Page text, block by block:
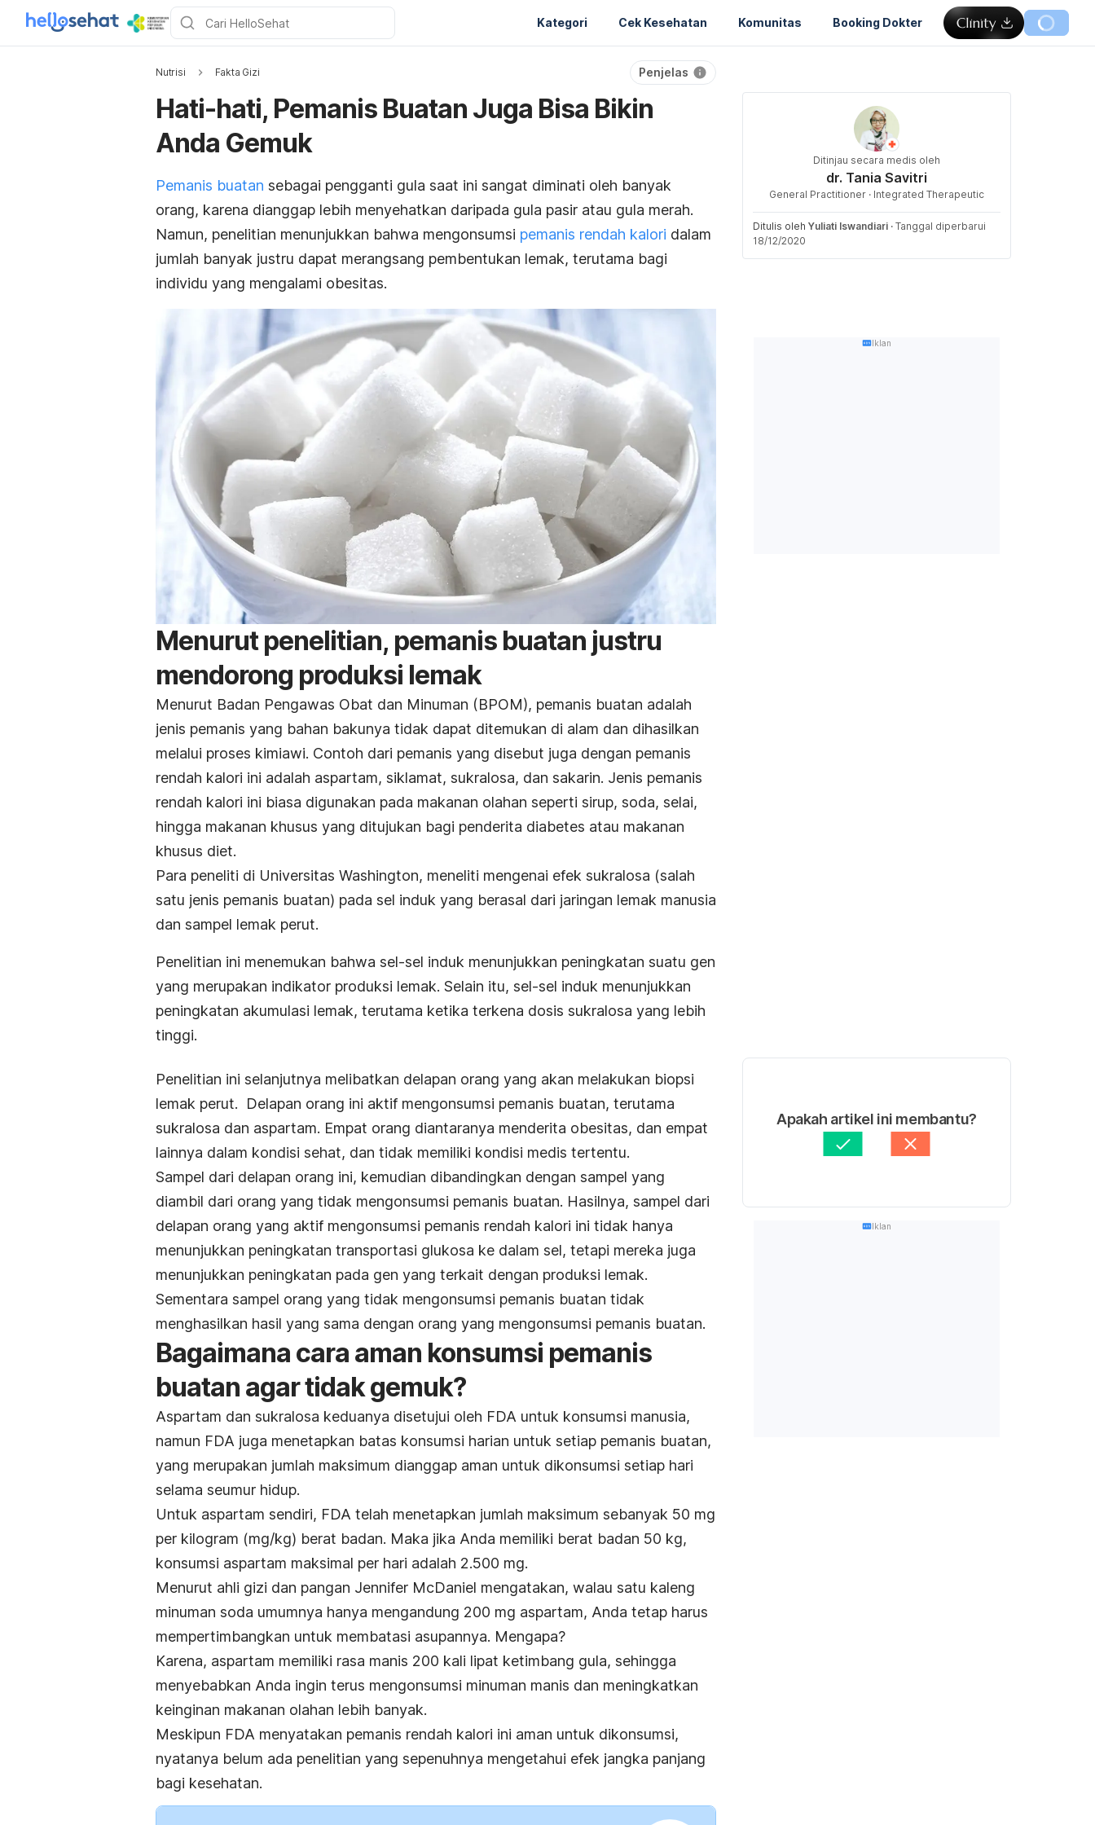
Kategori Cek Kesehatan Komunitas Booking Dokter
Nutrisi Fakta Gizi Penjelas
Hati-hati, Pemanis Buatan Juga Bisa Bikin
Anda Gemuk
Pemanis buatan sebagai pengganti gula saat ini sangat diminati oleh banyak
orang, karena dianggap lebih menyehatkan daripada gula pasir atau gula merah.
Namun, penelitian menunjukkan bahwa mengonsumsi pemanis rendah kalori dalam
jumlah banyak justru dapat merangsang pembentukan lemak, terutama bagi
individu yang mengalami obesitas.
Menurut penelitian, pemanis buatan justru
mendorong produksi lemak
Menurut Badan Pengawas Obat dan Minuman (BPOM), pemanis buatan adalah
jenis pemanis yang bahan bakunya tidak dapat ditemukan di alam dan dihasilkan
melalui proses kimiawi. Contoh dari pemanis yang disebut juga dengan pemanis
rendah kalori ini adalah aspartam, siklamat, sukralosa, dan sakarin. Jenis pemanis
rendah kalori ini biasa digunakan pada makanan olahan seperti sirup, soda, selai,
hingga makanan khusus yang ditujukan bagi penderita diabetes atau makanan
khusus diet.
Para peneliti di Universitas Washington, meneliti mengenai efek sukralosa (salah
satu jenis pemanis buatan) pada sel induk yang berasal dari jaringan lemak manusia
dan sampel lemak perut.
Penelitian ini menemukan bahwa sel-sel induk menunjukkan peningkatan suatu gen
yang merupakan indikator produksi lemak. Selain itu, sel-sel induk menunjukkan
peningkatan akumulasi lemak, terutama ketika terkena dosis sukralosa yang lebih
tinggi.
Penelitian ini selanjutnya melibatkan delapan orang yang akan melakukan biopsi
lemak perut. Delapan orang ini aktif mengonsumsi pemanis buatan, terutama
sukralosa dan aspartam. Empat orang diantaranya menderita obesitas, dan empat
lainnya dalam kondisi sehat, dan tidak memiliki kondisi medis tertentu.
Sampel dari delapan orang ini, kemudian dibandingkan dengan sampel yang
diambil dari orang yang tidak mengonsumsi pemanis buatan. Hasilnya, sampel dari
delapan orang yang aktif mengonsumsi pemanis rendah kalori ini tidak hanya
menunjukkan peningkatan transportasi glukosa ke dalam sel, tetapi mereka juga
menunjukkan peningkatan pada gen yang terkait dengan produksi lemak.
Sementara sampel orang yang tidak mengonsumsi pemanis buatan tidak
menghasilkan hasil yang sama dengan orang yang mengonsumsi pemanis buatan.
Bagaimana cara aman konsumsi pemanis
buatan agar tidak gemuk?
Aspartam dan sukralosa keduanya disetujui oleh FDA untuk konsumsi manusia,
namun FDA juga menetapkan batas konsumsi harian untuk setiap pemanis buatan,
yang merupakan jumlah maksimum dianggap aman untuk dikonsumsi setiap hari
selama seumur hidup.
Untuk aspartam sendiri, FDA telah menetapkan jumlah maksimum sebanyak 50 mg
per kilogram (mg/kg) berat badan. Maka jika Anda memiliki berat badan 50 kg,
konsumsi aspartam maksimal per hari adalah 2.500 mg.
Menurut ahli gizi dan pangan Jennifer McDaniel mengatakan, walau satu kaleng
minuman soda umumnya hanya mengandung 200 mg aspartam, Anda tetap harus
mempertimbangkan untuk membatasi asupannya. Mengapa?
Karena, aspartam memiliki rasa manis 200 kali lipat ketimbang gula, sehingga
menyebabkan Anda ingin terus mengonsumsi minuman manis dan meningkatkan
keinginan makanan olahan lebih banyak.
Meskipun FDA menyatakan pemanis rendah kalori ini aman untuk dikonsumsi,
nyatanya belum ada penelitian yang sepenuhnya mengetahui efek jangka panjang
bagi kesehatan.
Ditinjau secara medis oleh
dr. Tania Savitri
General Practitioner · Integrated Therapeutic
Ditulis oleh Yuliati Iswandiari · Tanggal diperbarui
18/12/2020
Iklan
Apakah artikel ini membantu?
Iklan